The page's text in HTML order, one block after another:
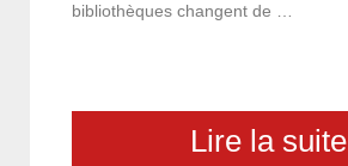
bibliothèques changent de …
Lire la suite